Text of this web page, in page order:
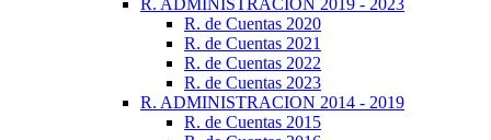
R. ADMINISTRACION 2019 - 2023
R. de Cuentas 2020
R. de Cuentas 2021
R. de Cuentas 2022
R. de Cuentas 2023
R. ADMINISTRACION 2014 - 2019
R. de Cuentas 2015